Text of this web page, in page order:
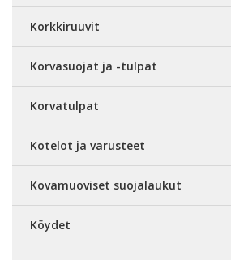
Korkkiruuvit
Korvasuojat ja -tulpat
Korvatulpat
Kotelot ja varusteet
Kovamuoviset suojalaukut
Köydet